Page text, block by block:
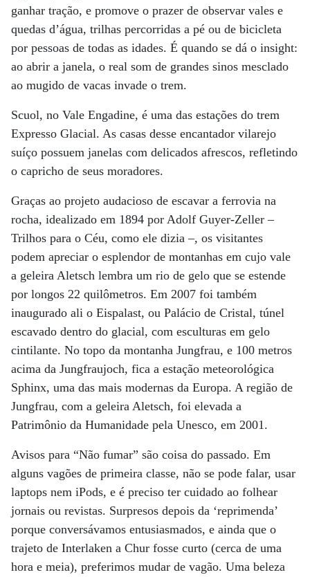
ganhar tração, e promove o prazer de observar vales e
quedas d’água, trilhas percorridas a pé ou de bicicleta
por pessoas de todas as idades. É quando se dá o insight:
ao abrir a janela, o real som de grandes sinos mesclado
ao mugido de vacas invade o trem.
Scuol, no Vale Engadine, é uma das estações do trem
Expresso Glacial. As casas desse encantador vilarejo
suíço possuem janelas com delicados afrescos, refletindo
o capricho de seus moradores.
Graças ao projeto audacioso de escavar a ferrovia na
rocha, idealizado em 1894 por Adolf Guyer-Zeller –
Trilhos para o Céu, como ele dizia –, os visitantes
podem apreciar o esplendor de montanhas em cujo vale
a geleira Aletsch lembra um rio de gelo que se estende
por longos 22 quilômetros. Em 2007 foi também
inaugurado ali o Eispalast, ou Palácio de Cristal, túnel
escavado dentro do glacial, com esculturas em gelo
cintilante. No topo da montanha Jungfrau, e 100 metros
acima da Jungfraujoch, fica a estação meteorológica
Sphinx, uma das mais modernas da Europa. A região de
Jungfrau, com a geleira Aletsch, foi elevada a
Patrimônio da Humanidade pela Unesco, em 2001.
Avisos para “Não fumar” são coisa do passado. Em
alguns vagões de primeira classe, não se pode falar, usar
laptops nem iPods, e é preciso ter cuidado ao folhear
jornais ou revistas. Surpresos depois da ‘reprimenda’
porque conversávamos entusiasmados, e ainda que o
trajeto de Interlaken a Chur fosse curto (cerca de uma
hora e meia), preferimos mudar de vagão. Uma beleza